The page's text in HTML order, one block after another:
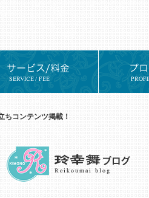
ちコンテンツ掲載！